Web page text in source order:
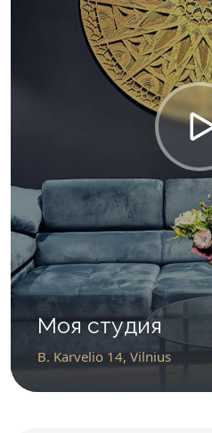
Моя студия
B. Karvelio 14, Vilnius